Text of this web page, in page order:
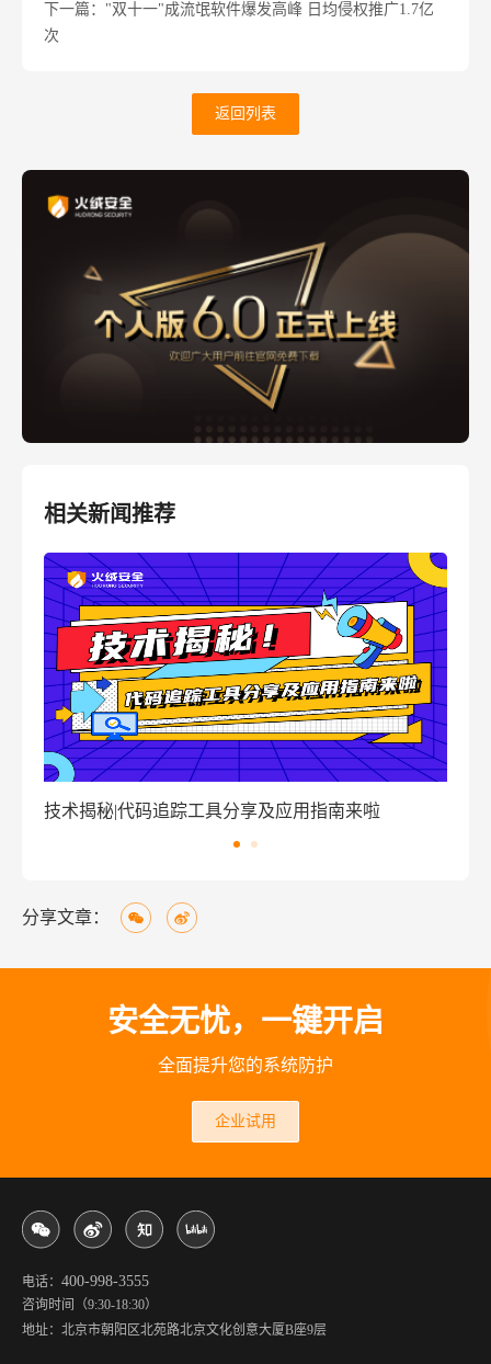
下一篇："双十一"成流氓软件爆发高峰 日均侵权推广1.7亿
次
返回列表
相关新闻推荐
码追踪工具分享及应用指南来啦 窃密病毒伪装
分享文章：
安全无忧，一键开启
全面提升您的系统防护
企业试用
电话： 400-998-3555
咨询时间（9:30-18:30）
地址：北京市朝阳区北苑路北京文化创意大厦B座9层